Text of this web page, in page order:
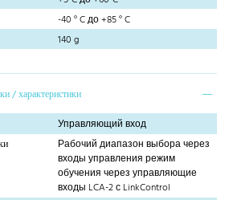
-40 ° C до +85 ° C
140 g
/ характеристики
Управляющий вход
Рабочий диапазон выбора через
входы управления режим
обучения через управляющие
входы LCA-2 с LinkControl